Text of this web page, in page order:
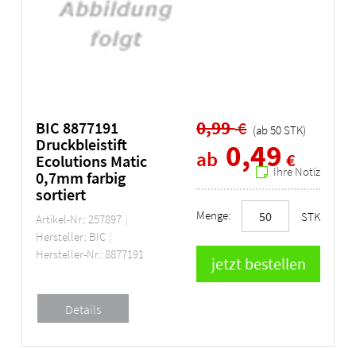
BIC 8877191
Druckbleistift
Ecolutions Matic
0,7mm farbig
sortiert
Artikel-Nr.: 257897
Hersteller: BIC
Hersteller-Nr.: 8877191
0,99€ (ab50 STK)
ab 0,49 €
Ihre Notiz
Menge: STK